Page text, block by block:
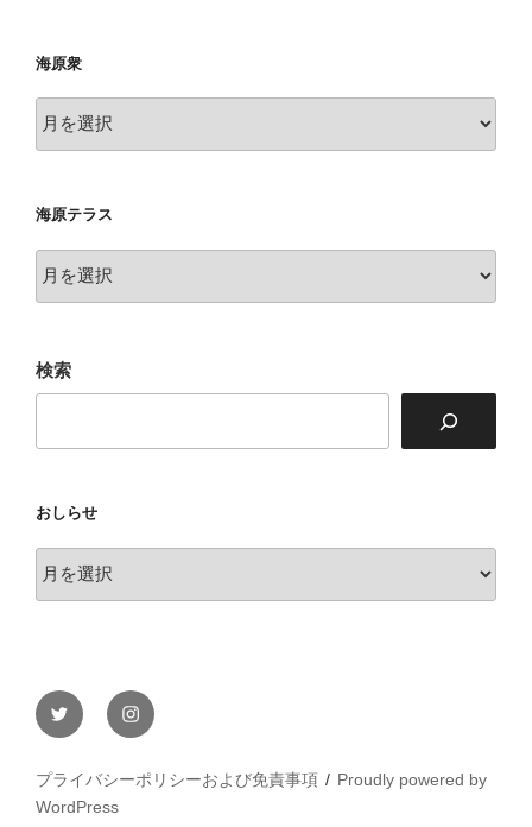
海原衆
海
海原テラス
原
ス
検索
おしらせ
し
Twitter Instagram
プライバシーポリシーおよび免責事項
Proudly powered by
WordPress